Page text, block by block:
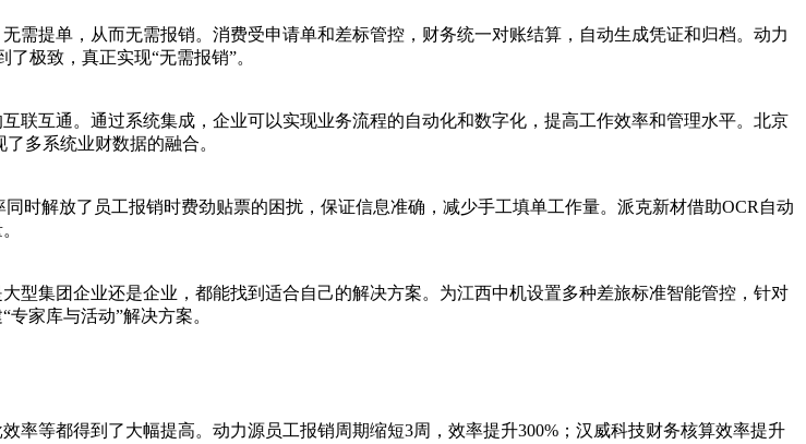
需提单，从而无需报销。消费受申请单和差标管控，财务统一对账结算，自动生成凭证和归档。动力
极致，真正实现“无需报销”。
联互通。通过系统集成，企业可以实现业务流程的自动化和数字化，提高工作效率和管理水平。北京
多系统业财数据的融合。
时解放了员工报销时费劲贴票的困扰，保证信息准确，减少手工填单工作量。派克新材借助OCR自动
型集团企业还是企业，都能找到适合自己的解决方案。为江西中机设置多种差旅标准智能管控，针对
家库与活动”解决方案。
率等都得到了大幅提高。动力源员工报销周期缩短3周，效率提升300%；汉威科技财务核算效率提升